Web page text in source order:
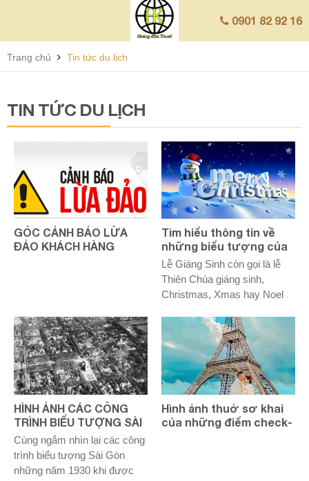
0901 82 92 16
Trang chủ Tin tức du lịch
TIN TỨC DU LỊCH
GÓC CẢNH BẢO LỪA
ĐẢO KHÁCH HÀNG
Tìm hiểu thông tin về
những biểu tượng của
Lễ Giáng sinh
Lễ Giáng Sinh còn gọi là lễ
Thiên Chúa giáng sinh,
Christmas, Xmas hay Noel
đời; qua thời gian trở thành
ngày lễ quốc tế và được biết
nhiều hơn với cây thông, ông
già Noel.
HÌNH ẢNH CÁC CÔNG
TRÌNH BIỂU TƯỢNG SÀI
GÒN NĂM 1930 KHI NHÌN
TỪ MÁY BAY
Cùng ngắm nhìn lại các công
trình biểu tượng Sài Gòn
những năm 1930 khi được
Hình ảnh thuở sơ khai
của những điểm check-